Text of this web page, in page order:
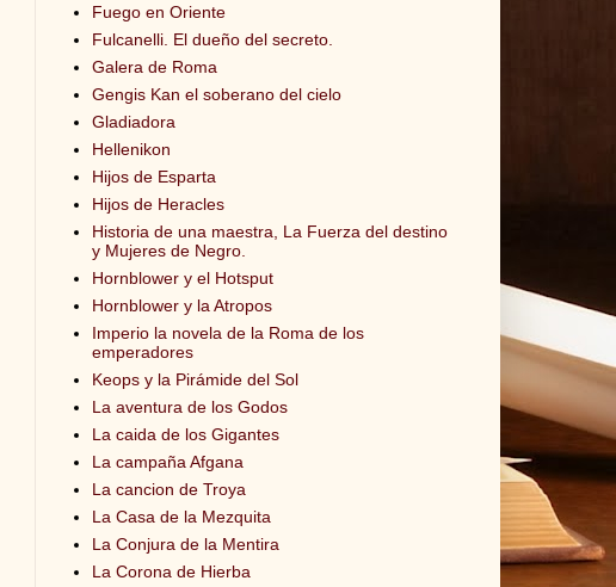
Fuego en Oriente
Fulcanelli. El dueño del secreto.
Galera de Roma
Gengis Kan el soberano del cielo
Gladiadora
Hellenikon
Hijos de Esparta
Hijos de Heracles
Historia de una maestra, La Fuerza del destino
y Mujeres de Negro.
Hornblower y el Hotsput
Hornblower y la Atropos
Imperio la novela de la Roma de los
emperadores
Keops y la Pirámide del Sol
La aventura de los Godos
La caida de los Gigantes
La campaña Afgana
La cancion de Troya
La Casa de la Mezquita
La Conjura de la Mentira
La Corona de Hierba